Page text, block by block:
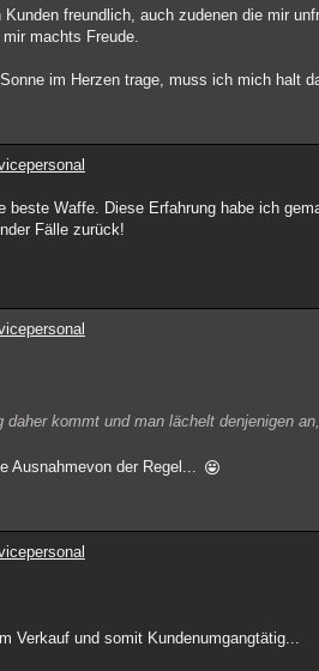
freundlich, auch zudenen die mir
machts Freude.
im Herzen trage, muss ich mich halt
beste Waffe. Diese Erfahrung habe ich
Fälle zurück!
daher kommt und man lächelt denjenigen
Ausnahmevon der Regel...
Verkauf und somit Kundenumgangtätig...